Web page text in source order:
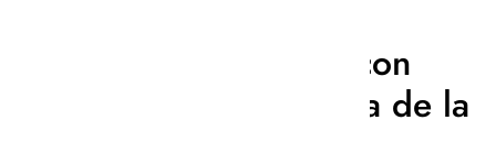
Entrevistas Exclusivas con
Expertos de la Industria de la